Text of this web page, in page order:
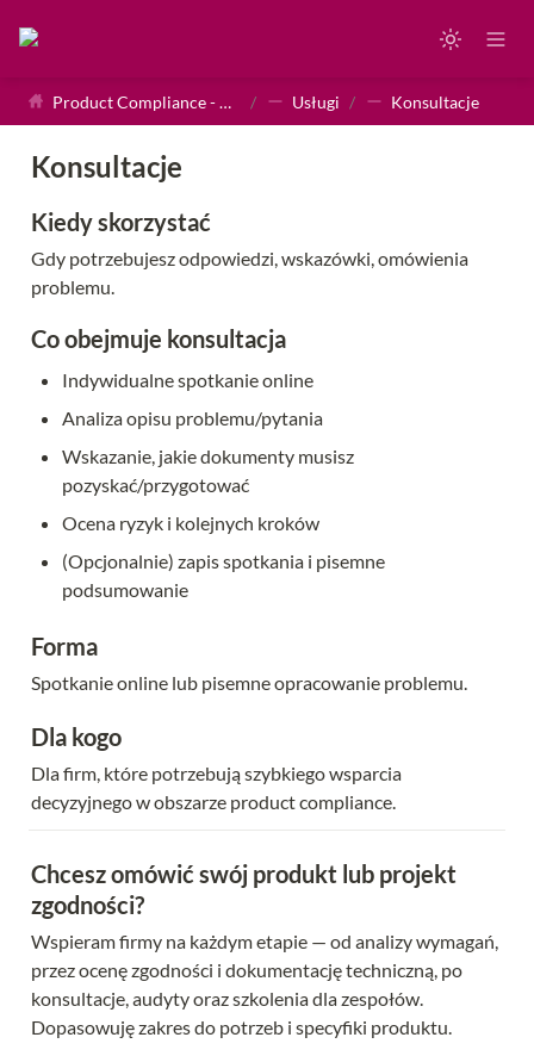
Product Compliance - Homepage / Usługi / Konsultacje
Konsultacje
Kiedy skorzystać
Gdy potrzebujesz odpowiedzi, wskazówki, omówienia
problemu.
Co obejmuje konsultacja
Indywidualne spotkanie online
Analiza opisu problemu/pytania
Wskazanie, jakie dokumenty musisz
pozyskać/przygotować
Ocena ryzyk i kolejnych kroków
(Opcjonalnie) zapis spotkania i pisemne
podsumowanie
Forma
Spotkanie online lub pisemne opracowanie problemu.
Dla kogo
Dla firm, które potrzebują szybkiego wsparcia
decyzyjnego w obszarze product compliance.
Chcesz omówić swój produkt lub projekt
zgodności?
Wspieram firmy na każdym etapie — od analizy wymagań,
przez ocenę zgodności i dokumentację techniczną, po
konsultacje, audyty oraz szkolenia dla zespołów.
Dopasowuję zakres do potrzeb i specyfiki produktu.